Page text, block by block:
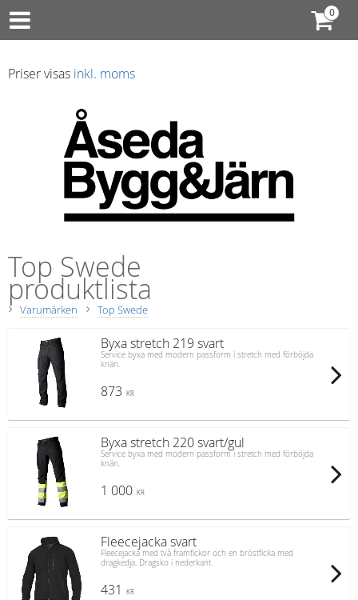
Priser visas inkl. moms
Top Swede
produktlista
Varumärken Top Swede
Byxa stretch 219 svart
Service byxa med modern passform i stretch med förböjda
knän.
873 KR
Byxa stretch 220 svart/gul
Service byxa med modern passform i stretch med förböjda
knän.
1 000 KR
Fleecejacka svart
Fleecejacka med två framfickor och en bröstficka med
dragkedja. Dragsko i nederkant.
431 KR